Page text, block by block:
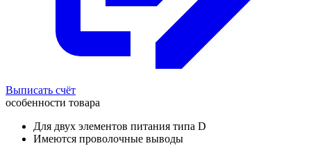
Выписать счёт
особенности товара
Для двух элементов питания типа D
Имеются проволочные выводы